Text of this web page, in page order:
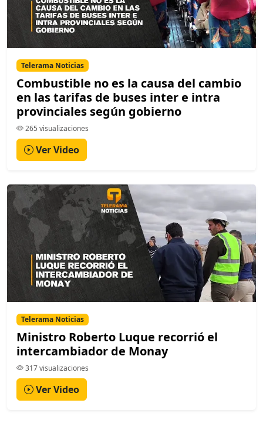
Telerama Noticias
Combustible no es la causa del cambio
en las tarifas de buses inter e intra
provinciales según gobierno
265 visualizaciones
Ver Video
Telerama Noticias
Ministro Roberto Luque recorrió el
intercambiador de Monay
317 visualizaciones
Ver Video